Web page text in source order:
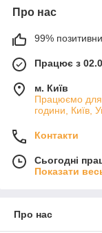
Про нас
99%
Працює з
м. Київ
Працюємо для
години, Київ,
Контакти
Сьогодні
Показати
Про нас